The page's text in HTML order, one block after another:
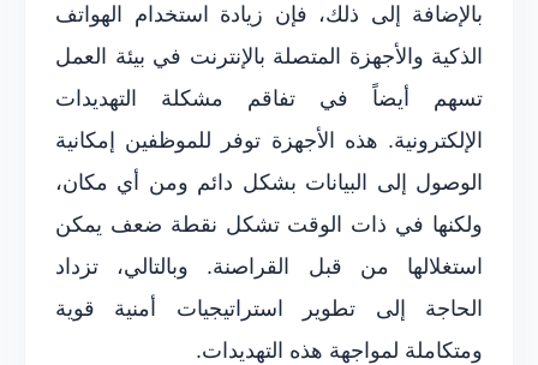
بالإضافة إلى ذلك، فإن زيادة استخدام الهواتف
الذكية والأجهزة المتصلة بالإنترنت في بيئة العمل
تسهم أيضاً في تفاقم مشكلة التهديدات
الإلكترونية. هذه الأجهزة توفر للموظفين إمكانية
الوصول إلى البيانات بشكل دائم ومن أي مكان،
ولكنها في ذات الوقت تشكل نقطة ضعف يمكن
استغلالها من قبل القراصنة. وبالتالي، تزداد
الحاجة إلى تطوير استراتيجيات أمنية قوية
ومتكاملة لمواجهة هذه التهديدات.